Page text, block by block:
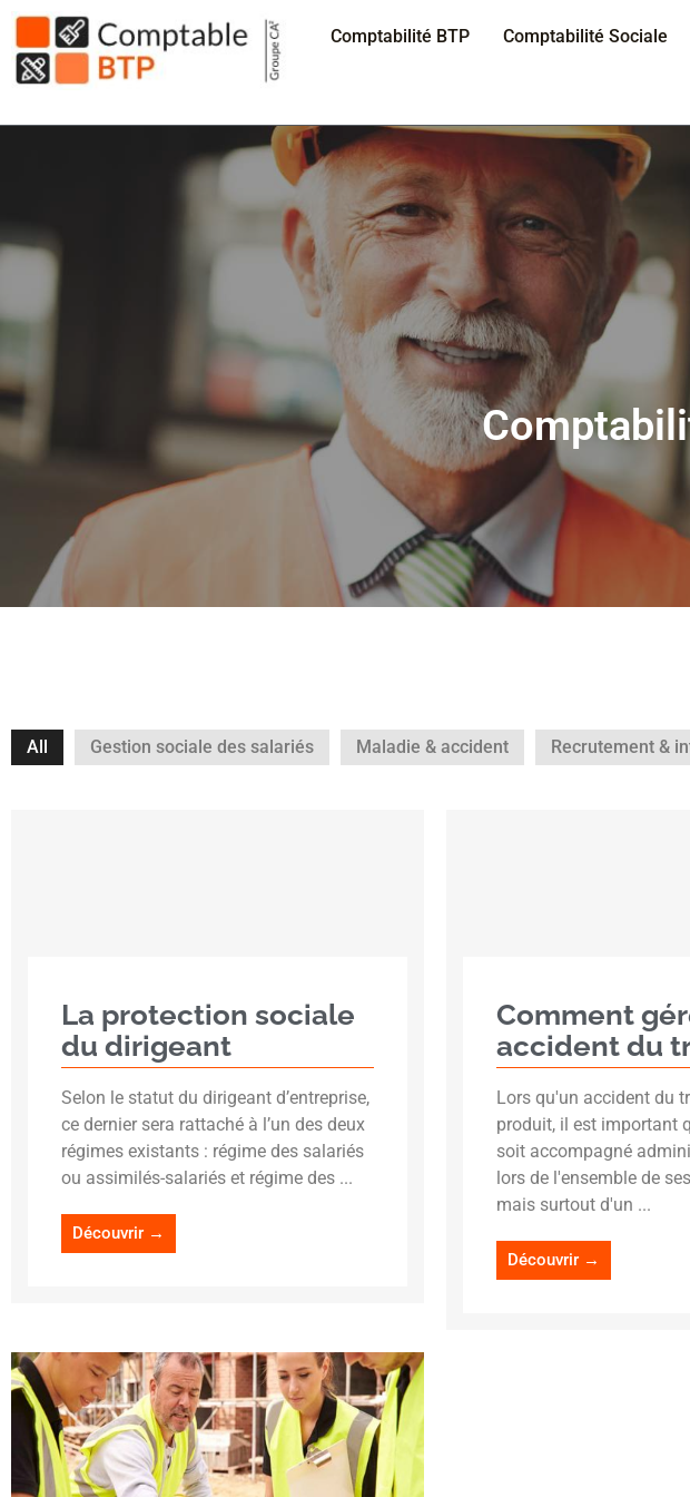
Panneau de gestion des cookies
Comptabilité BTP Comptabilité Sociale
All Gestion sociale des salariés Maladie & accident Recrutement &
La protection sociale
du dirigeant
Selon le statut du dirigeant d’entreprise,
ce dernier sera rattaché à l’un des deux
régimes existants : régime des salariés
ou assimilés-salariés et régime des ...
Découvrir →
Comment
accident du
Lors qu'un accident du
produit, il est important
soit accompagné
lors de l'ensemble de
mais surtout d'un ...
Découvrir →